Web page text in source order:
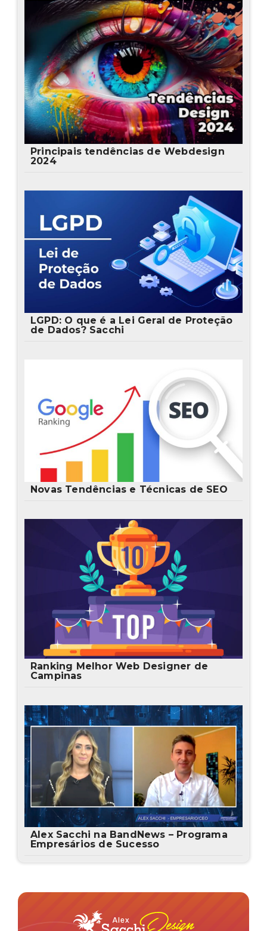
Principais tendências de Webdesign
2024
LGPD: O que é a Lei Geral de Proteção
de Dados? Sacchi
Novas Tendências e Técnicas de SEO
Ranking Melhor Web Designer de
Campinas
Alex Sacchi na BandNews – Programa
Empresários de Sucesso